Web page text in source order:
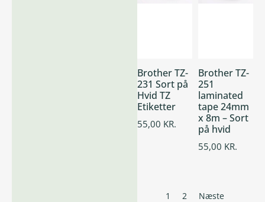
Brother TZ-
231 Sort på
Hvid TZ
Etiketter
55,00 KR.
Brother TZ-
251
laminated
tape 24mm
x 8m – Sort
på hvid
55,00 KR.
1 2 Næste